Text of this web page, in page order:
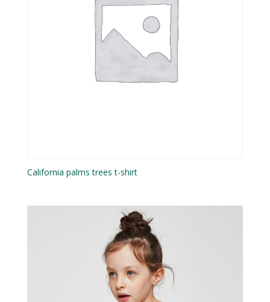
California palms trees t-shirt